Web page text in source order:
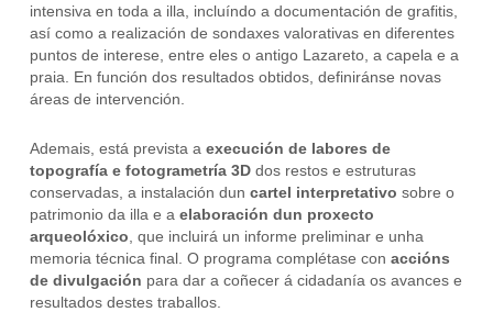
intensiva en toda a illa, incluíndo a documentación de grafitis,
así como a realización de sondaxes valorativas en diferentes
puntos de interese, entre eles o antigo Lazareto, a capela e a
praia. En función dos resultados obtidos, definiránse novas
áreas de intervención.
Ademais, está prevista aexecución de labores de
topografía e fotogrametría 3D dos restos e estruturas
conservadas, a instalación duncartel interpretativo sobre o
patrimonio da illa e aelaboración dun proxecto
arqueolóxico , que incluirá un informe preliminar e unha
memoria técnica final. O programa complétase conaccións
de divulgación para dar a coñecer á cidadanía os avances e
resultados destes traballos.